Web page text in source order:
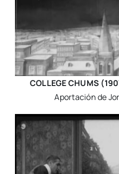
COLLEGE CHUMS
Aportación de